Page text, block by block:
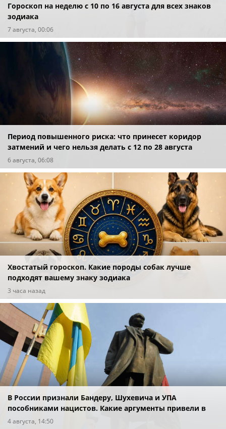
Гороскоп на неделю с 10 по 16 августа для всех знаков
зодиака
7 августа, 00:06
Период повышенного риска: что принесет коридор
затмений и чего нельзя делать с 12 по 28 августа
6 августа, 06:08
Хвостатый гороскоп. Какие породы собак лучше
подходят вашему знаку зодиака
3 часа назад
В России признали Бандеру, Шухевича и УПА
пособниками нацистов. Какие аргументы привели в
суде?
4 августа, 14:50